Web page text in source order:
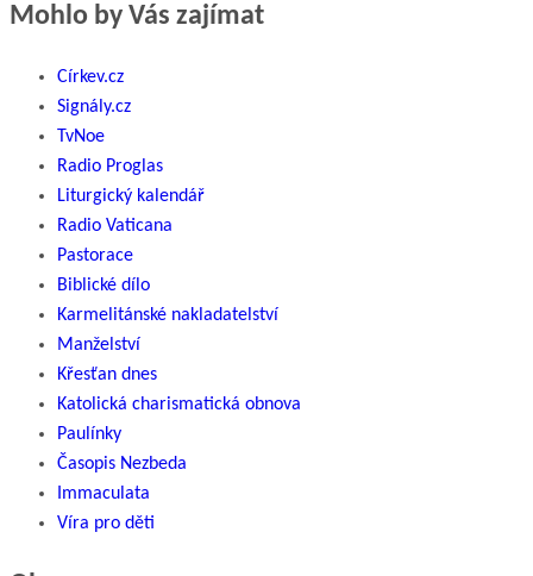
Mohlo by Vás zajímat
Církev.cz
Signály.cz
TvNoe
Radio Proglas
Liturgický kalendář
Radio Vaticana
Pastorace
Biblické dílo
Karmelitánské nakladatelství
Manželství
Křesťan dnes
Katolická charismatická obnova
Paulínky
Časopis Nezbeda
Immaculata
Víra pro děti